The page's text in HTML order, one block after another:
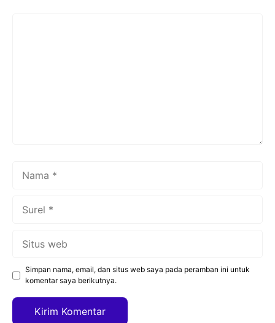
Simpan nama, email, dan situs web saya pada peramban ini untuk
komentar saya berikutnya.